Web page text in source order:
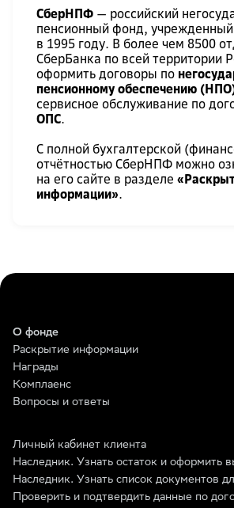
СберНПФ — российский
пенсионный фонд,
в 1995 году. В более чем 8500
СберБанка по всей территории
оформить договоры по
пенсионному обеспечению
сервисное обслуживание по
ОПС.
С полной бухгалтерской
отчётностью СберНПФ можно
на его сайте в разделе
информации».
О фонде
Раскрытие информации
Награды
Комплаенс
Вопросы и ответы
Личный кабинет клиента
Наследник. Узнать остаток и оформить
Наследник. Узнать список документов
Проверить и подтвердить данные по